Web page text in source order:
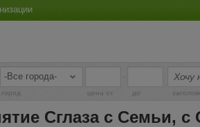
-
город цена от до
Сглаза с Семьи,